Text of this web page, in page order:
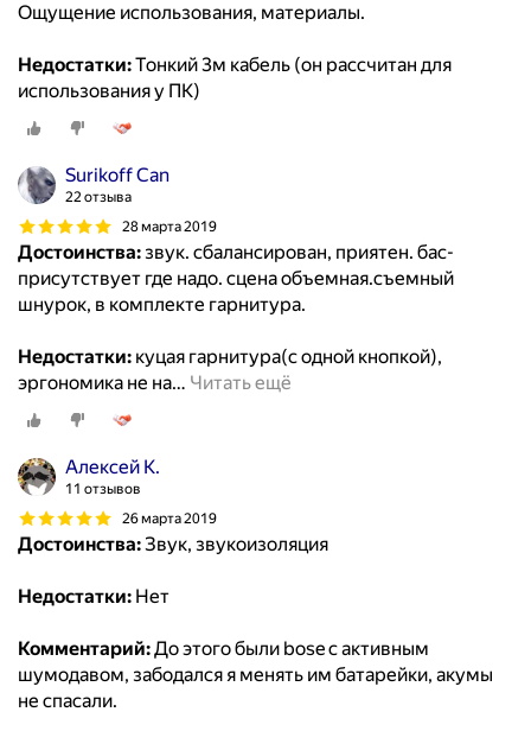
Ощущение использования, материалы.
Недостатки:Тонкий 3м кабель (он рассчитан для
использования у ПК)
Surikoff Can
22 отзыва
28 марта 2019
Достоинства:звук. сбалансирован, приятен. бас-
присутствует где надо. сцена объемная.съемный
шнурок, в комплекте гарнитура.
Недостатки: куцая гарнитура(с одной кнопкой),
эргономика не на… Читать ещё
Алексей К.
11 отзывов
26 марта 2019
Достоинства:Звук, звукоизоляция
Недостатки: Нет
Комментарий:До этого были bose с активным
шумодавом, забодался я менять им батарейки, акумы
не спасали.